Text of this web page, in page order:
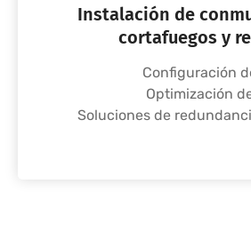
Instalación de
cortafuegos y
Configuración
Optimización
Soluciones de